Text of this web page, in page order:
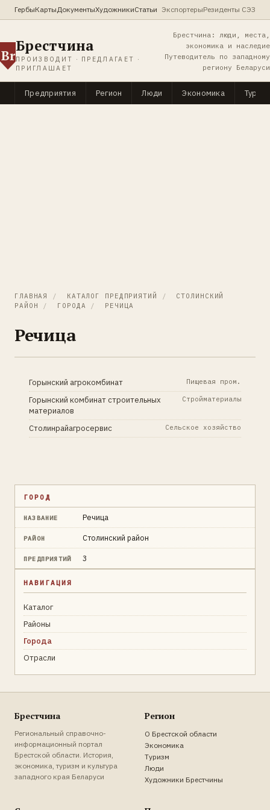
ГербыКартыДокументыХудожникиСтатьи ЭкспортерыРезиденты СЭЗ
Br
Брестчина
ПРОИЗВОДИТ · ПРЕДЛАГАЕТ ·
ПРИГЛАШАЕТ
Брестчина: люди, места,
экономика и наследие
Путеводитель по западному
региону Беларуси
Предприятия Регион Люди Экономика
ГЛАВНАЯ / КАТАЛОГ ПРЕДПРИЯТИЙ /
СТОЛИНСКИЙ
РАЙОН
/ ГОРОДА / РЕЧИЦА
Речица
Горынский агрокомбинат Пищевая пром.
Горынский комбинат строительных
материалов
Стройматериалы
Столинрайагросервис Сельское хозяйство
ГОРОД
НАЗВАНИЕ Речица
РАЙОН Столинский район
ПРЕДПРИЯТИЙ 3
НАВИГАЦИЯ
Каталог
Районы
Города
Отрасли
Брестчина
Региональный справочно-
информационный портал
Брестской области. История,
экономика, туризм и культура
западного края Беларуси
Регион
О Брестской области
Экономика
Туризм
Люди
Художники Брестчины